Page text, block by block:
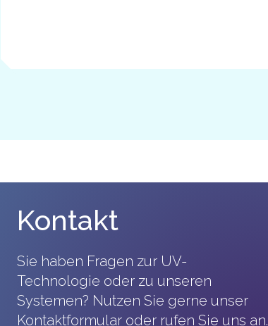
Kontakt
Sie haben Fragen zur UV-
Technologie oder zu unseren
Systemen? Nutzen Sie gerne unser
Kontaktformular oder rufen Sie uns an.